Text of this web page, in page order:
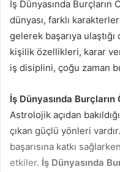
İş Dünyasında Burçların
dünyası, farklı
gelerek başarıya
kişilik özellikleri, karar
iş disiplini, çoğu zaman
İş Dünyasında
Astrolojik açıdan
çıkan güçlü yönleri
başarısına katkı
etkiler. İş Dünyasında